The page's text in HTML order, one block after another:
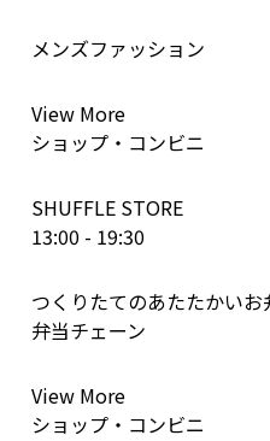
メンズファッション
View More
ショップ・コンビニ
SHUFFLE STORE
13:00 - 19:30
つくりたてのあたたかい
弁当チェーン
View More
ショップ・コンビニ